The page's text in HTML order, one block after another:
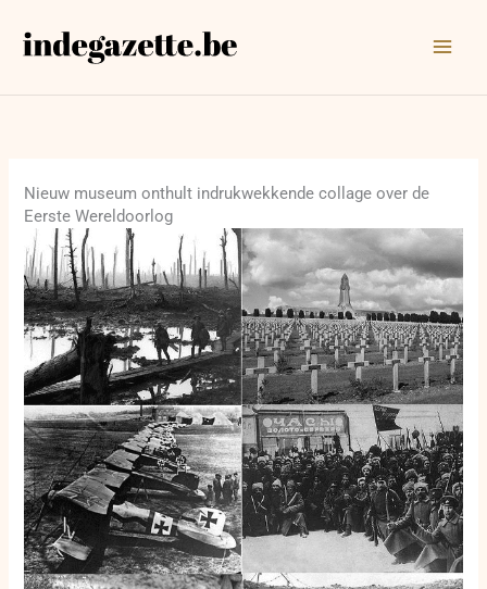
naar
Nieuw museum onthult indrukwekkende collage over de
Eerste Wereldoorlog